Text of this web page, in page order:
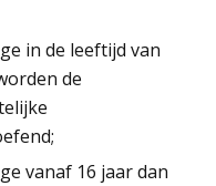
in de leeftijd van
de
vanaf 16 jaar dan